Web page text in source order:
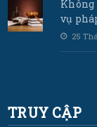
Không
vụ
25
TRUY CẬP